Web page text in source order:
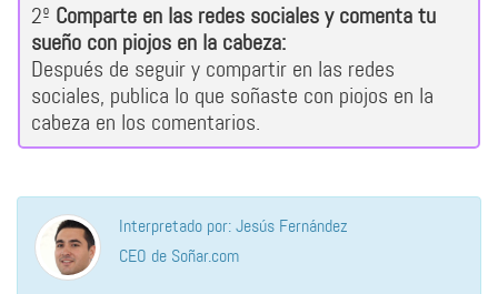
2º Comparte en las redes sociales y comenta tu
sueño con piojos en la cabeza:
Después de seguir y compartir en las redes
sociales, publica lo que soñaste con piojos en la
cabeza en los comentarios.
Interpretado por: Jesús Fernández
CEO de Soñar.com